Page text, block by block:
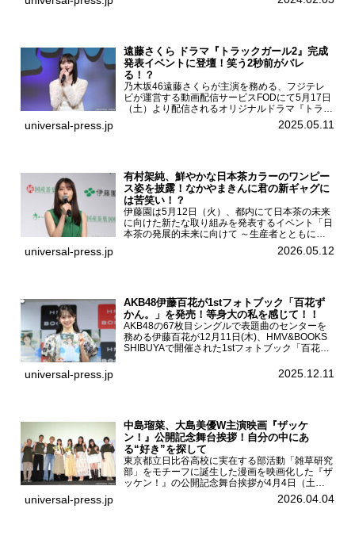
遠藤さくら ドラマ『トラックガール2』完成
発表イベントに登壇！笑う2秒前がバレ
る！？
乃木坂46遠藤さくらが主演を務める、フジテレ
ビが運営する動画配信サービスFODにて5月17日
（土）より配信されるオリジナルドラマ『トラッ
クガール2』の完成発表イベントが５月10日
（土）都内で開催された。FODドラマ『トラック
universal-press.jp 2025.05.11
有村架純、鮮やかな日本茶カラーのワンピー
ス姿を披露！なかやまきんに君の新ギャグに
は苦笑い！？
伊藤園は5月12日（火）、都内にて日本茶の未来
に向けた新たな取り組みを発表するイベント「日
本茶の発展的未来に向けて ～生産者とともに。
日本茶を世界へ～」を開催。イベントには伊藤園
のCMキャラクターを務める有村架純、伊藤園よ
universal-press.jp 2026.05.12
AKB48伊藤百花が1stフォトブック「百花ず
かん。」を発売！等身大の私を感じて！！
AKB48の67枚目シングルで表題曲のセンターを
務める伊藤百花が12月11日(木)、HMV&BOOKS
SHIBUYAで開催された1stフォトブック「百花ず
した。AKB48伊藤百花1stフォトブッ...
universal-press.jp 2025.12.11
中島瑠菜、大島美優W主演映画『ザッケ
ン！』公開記念舞台挨拶！自分の中にあ
る“好き”を探して
東京都立日比谷高校に実在する部活動「雑草研究
部」をモチーフに誕生した漫画を映画化した『ザ
ッケン！』の公開記念舞台挨拶が4月4日（土）
ユナイテッドシネマお台場で開催され、出演者の
中島瑠菜、大島美優、八神遼介（ICEx）、阿佐
universal-press.jp 2026.04.04